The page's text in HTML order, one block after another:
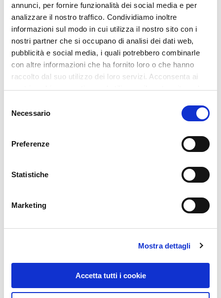
annunci, per fornire funzionalità dei social media e per
analizzare il nostro traffico. Condividiamo inoltre
informazioni sul modo in cui utilizza il nostro sito con i
nostri partner che si occupano di analisi dei dati web,
pubblicità e social media, i quali potrebbero combinarle
con altre informazioni che ha fornito loro o che hanno
raccolto dal suo utilizzo dei loro servizi. Acconsenta ai
nostri cookie se continua ad utilizzare il nostro sito web.
delNecessario
Preferenze
Statistiche
Marketing
Mostra dettagli
Accetta tutti i cookie
Quali sono i rimedi e
come avere la mente
libera
Avere la mente libera, sentirsi meno sotto
pressione e non vivere nell’ansia per il
futuro è possibile se si interviene sui
L’errore principale è quello di dare per
ad essere stressati. In realtà non è detto
scelte quotidiane.
Esistono molte tecniche di rilassamento utili
per ridurre l’ipervigilanza. Il
nelle sue varie forme.
uno spazio giornaliero di pace e di contatto